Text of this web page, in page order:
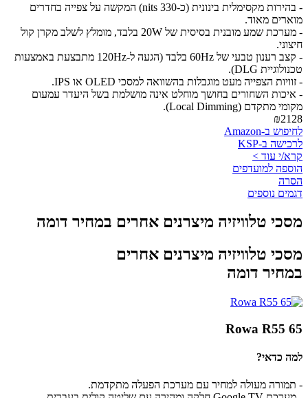
- בהירות מקסימלית בינונית (כ-330 nits) המקשה על צפייה בחדרים
מוארים מאוד.
- מערכת שמע מובנית בסיסית של 20W בלבד, מומלץ לשלב מקרן קול
חיצוני.
- קצב רענון טבעי של 60Hz בלבד (הגעה ל-120Hz מתבצעת באמצעות
טכנולוגיית DLG).
- זוויות הצפייה מעט מוגבלות בהשוואה למסכי OLED או IPS.
- איכות השחורים בחושך מוחלט אינה מושלמת בשל היעדר עמעום
מקומי מתקדם (Local Dimming).
₪2128
לחיפוש ב-Amazon
לרכישה ב-KSP
קרא/י עוד >
הוספה למועדפים
הסרה
דגמים נוספים
מסכי טלוויזיה מיצרנים אחרים במחיר דומה
מסכי טלוויזיה מיצרנים אחרים
במחיר דומה
Rowa R55 65
למה כדאי?
- תמורה מעולה למחיר עם מערכת הפעלה מתקדמת.